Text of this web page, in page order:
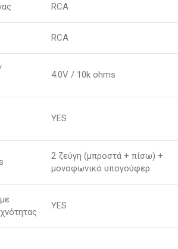
RCA
RCA
4.0V / 10k ohms
YES
2 ζεύγη (μπροστά + πίσω) +
μονοφωνικό υπογούφερ
YES